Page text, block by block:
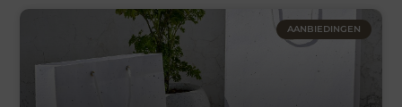
AANBIEDINGEN